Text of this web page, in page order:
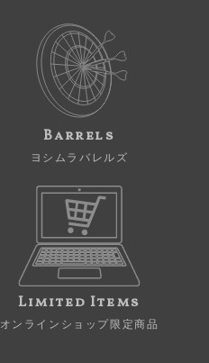
Barrels
ヨシムラバレルズ
Limited Items
オンラインショップ限定商品